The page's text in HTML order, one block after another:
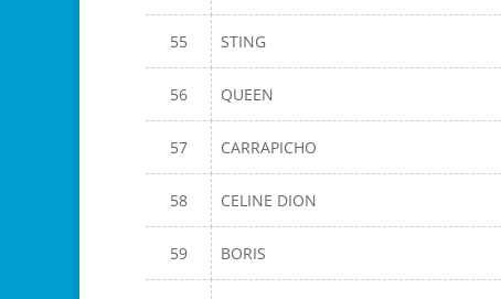
55 STING
56 QUEEN
57 CARRAPICHO
58 CELINE DION
59 BORIS